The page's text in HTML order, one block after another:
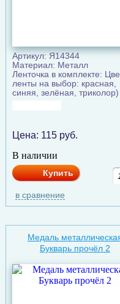
Артикул: Я14344
Материал: Металл
Ленточка в комплекте:
ленты на выбор: красная,
синяя, зелёная, триколор)
Цена: 115руб.
В наличии
Купить
в сравнение
Медаль
Букварь прочёл 2